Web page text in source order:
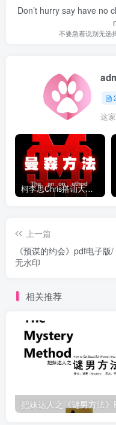
Don’t hurry say have no
不要急着说别无选
这
柯李思Chris搭讪大师“曼森方法”完整版下载
上一篇
《预谋的约会》pdf电子版/
无水印
相关推荐